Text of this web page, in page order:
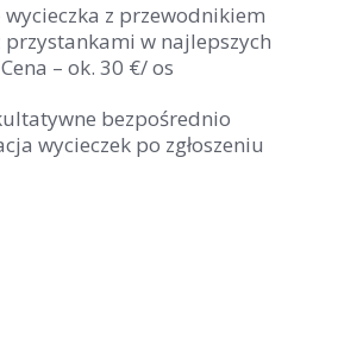
z przewodnikiem
w najlepszych
– ok. 30 €/ os
bezpośrednio
wycieczek po zgłoszeniu